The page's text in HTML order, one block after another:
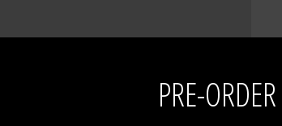
PRE-ORDER